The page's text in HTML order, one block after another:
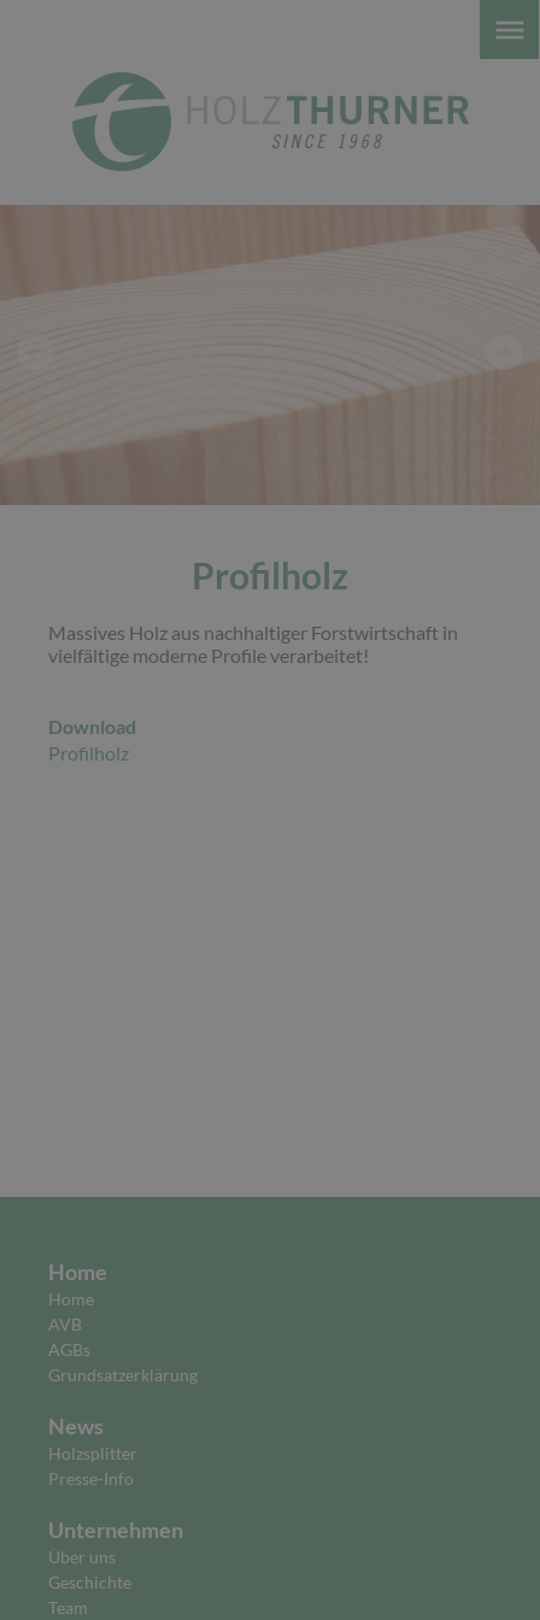
Profilholz
Massives Holz aus nachhaltiger Forstwirtschaft in
vielfältige moderne Profile verarbeitet!
Download
Profilholz
Home
Home
AVB
AGBs
Grundsatzerklärung
News
Holzsplitter
Presse-Info
Unternehmen
Über uns
Geschichte
Team